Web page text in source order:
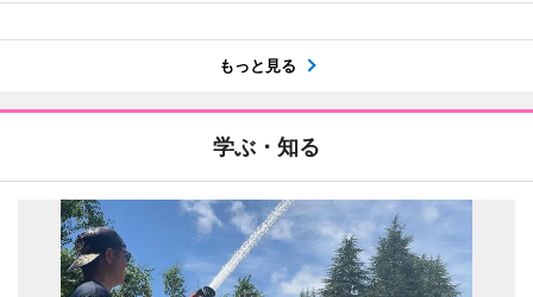
もっと見る
学ぶ・知る